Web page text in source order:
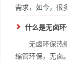
需求，如今，很
什么是无卤
无卤环保热
缩管环保，无卤